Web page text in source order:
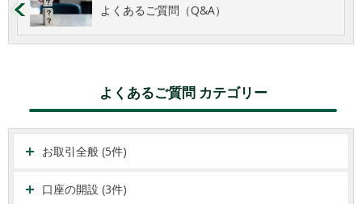
よくあるご質問（Q&A）
よくあるご質問 カテゴリー
お取引全般 (5件)
口座の開設 (3件)